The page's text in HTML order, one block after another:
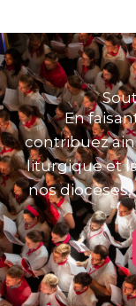
En
contribuez
liturgique et
nos